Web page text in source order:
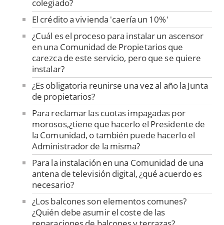
colegiado?
El crédito a vivienda 'caería un 10%'
¿Cuál es el proceso para instalar un ascensor
en una Comunidad de Propietarios que
carezca de este servicio, pero que se quiere
instalar?
¿Es obligatoria reunirse una vez al año la Junta
de propietarios?
Para reclamar las cuotas impagadas por
morosos,¿tiene que hacerlo el Presidente de
la Comunidad, o también puede hacerlo el
Administrador de la misma?
Para la instalación en una Comunidad de una
antena de televisión digital, ¿qué acuerdo es
necesario?
¿Los balcones son elementos comunes?
¿Quién debe asumir el coste de las